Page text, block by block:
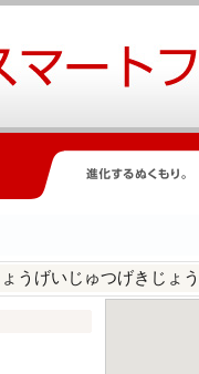
うげいじゅつげきじょ